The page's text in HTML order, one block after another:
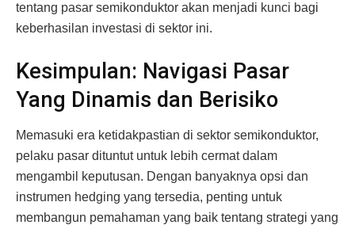
tentang pasar semikonduktor akan menjadi kunci bagi
keberhasilan investasi di sektor ini.
Kesimpulan: Navigasi Pasar
Yang Dinamis dan Berisiko
Memasuki era ketidakpastian di sektor semikonduktor,
pelaku pasar dituntut untuk lebih cermat dalam
mengambil keputusan. Dengan banyaknya opsi dan
instrumen hedging yang tersedia, penting untuk
membangun pemahaman yang baik tentang strategi yang